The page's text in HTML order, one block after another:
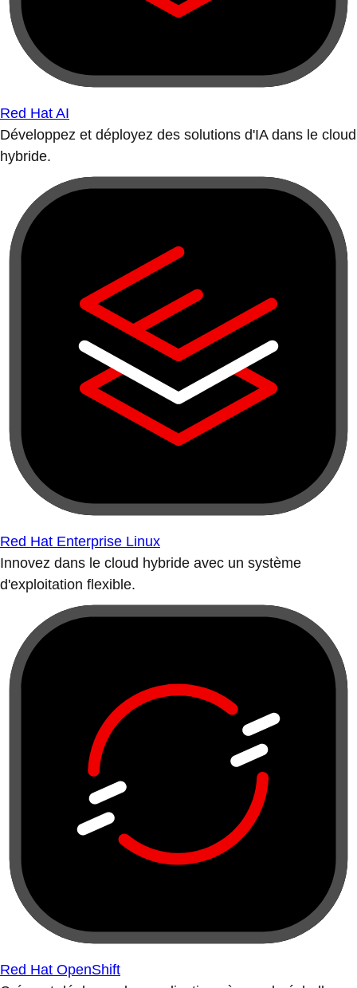
Red Hat AI
Développez et déployez des solutions d'IA dans le cloud
hybride.
Red Hat Enterprise Linux
Innovez dans le cloud hybride avec un système
d'exploitation flexible.
Red Hat OpenShift